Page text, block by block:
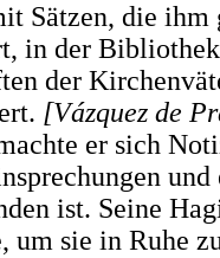
Sätzen, die ihm
in der
der
[Vázquez de
er sich
ist. Seine
sie in Ruhe